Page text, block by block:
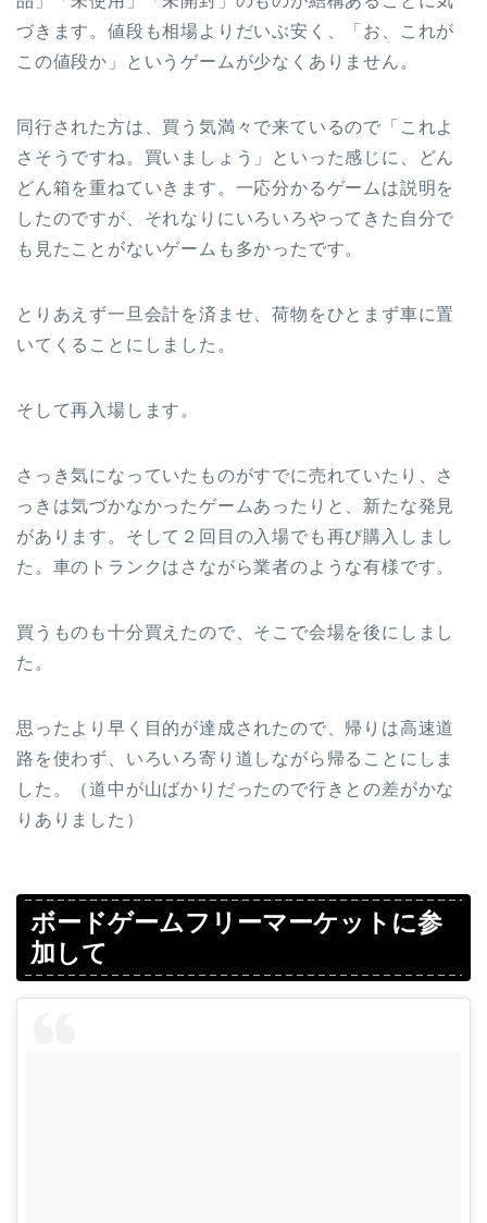
づきます。値段も相場よりだいぶ安く、「お、これが
この値段か」というゲームが少なくありません。
同行された方は、買う気満々で来ているので「これよ
さそうですね。買いましょう」といった感じに、どん
どん箱を重ねていきます。一応分かるゲームは説明を
したのですが、それなりにいろいろやってきた自分で
も見たことがないゲームも多かったです。
とりあえず一旦会計を済ませ、荷物をひとまず車に置
いてくることにしました。
そして再入場します。
さっき気になっていたものがすでに売れていたり、さ
っきは気づかなかったゲームあったりと、新たな発見
があります。そして２回目の入場でも再び購入しまし
た。車のトランクはさながら業者のような有様です。
買うものも十分買えたので、そこで会場を後にしまし
た。
思ったより早く目的が達成されたので、帰りは高速道
路を使わず、いろいろ寄り道しながら帰ることにしま
した。（道中が山ばかりだったので行きとの差がかな
りありました）
ボードゲームフリーマーケットに参
加して